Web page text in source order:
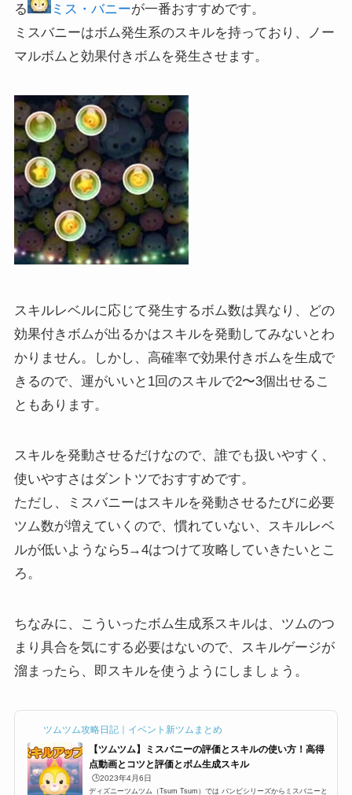
る ミス・バニーが一番おすすめです。
ミスバニーはボム発生系のスキルを持っており、ノー
マルボムと効果付きボムを発生させます。
スキルレベルに応じて発生するボム数は異なり、どの
効果付きボムが出るかはスキルを発動してみないとわ
かりません。しかし、高確率で効果付きボムを生成で
きるので、運がいいと1回のスキルで2〜3個出せるこ
ともあります。
スキルを発動させるだけなので、誰でも扱いやすく、
使いやすさはダントツでおすすめです。
ただし、ミスバニーはスキルを発動させるたびに必要
ツム数が増えていくので、慣れていない、スキルレベ
ルが低いようなら5→4はつけて攻略していきたいとこ
ろ。
ちなみに、こういったボム生成系スキルは、ツムのつ
まり具合を気にする必要はないので、スキルゲージが
溜まったら、即スキルを使うようにしましょう。
ツムツム攻略日記｜イベント新ツムまとめ
【ツムツム】ミスバニーの評価とスキルの使い方！高得
点動画とコツと評価とボム生成スキル
🕒️2023年4月6日
ディズニーツムツム（Tsum Tsum）では バンビシリーズからミスバニーと